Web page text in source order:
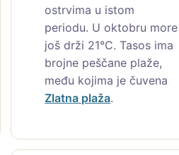
ostrvima u istom
periodu. U oktobru more
još drži 21°C. Tasos ima
brojne peščane plaže,
među kojima je čuvena
Zlatna plaža.